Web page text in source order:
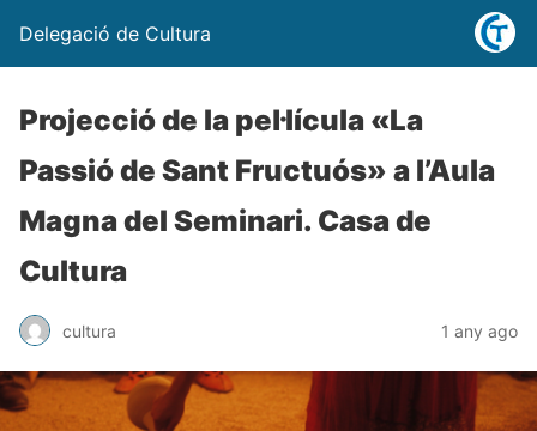
Delegació de Cultura
Projecció de la pel·lícula «La
Passió de Sant Fructuós» a l’Aula
Magna del Seminari. Casa de
Cultura
cultura 1 any ago